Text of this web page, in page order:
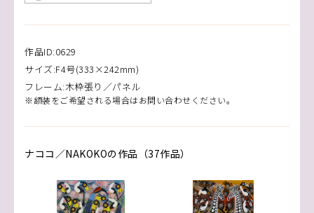
作品ID:0629
サイズ:F4号(333×242mm)
フレーム:木枠張り／パネル
※額装をご希望される場合はお問い合わせください。
ナココ／NAKOKOの作品（37作品）